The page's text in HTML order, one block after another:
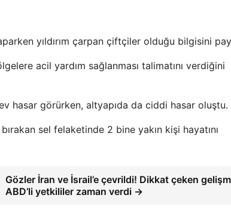
yıldırım çarpan çiftçiler olduğu bilgisini
acil yardım sağlanması talimatını verdiğini
hasar görürken, altyapıda da ciddi hasar oluştu.
sel felaketinde 2 bine yakın kişi hayatını
Gözler İran ve İsrail’e çevrildi! Dikkat çeken
ABD’li yetkililer zaman verdi →